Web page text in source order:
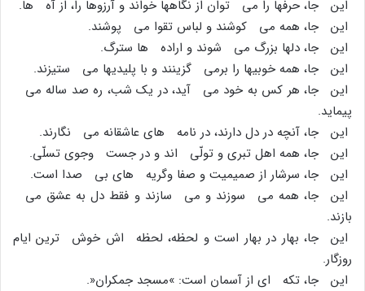
این جا، حرفها را مى توان از نگاهها خواند و آرزوها را، از آه ها.
این جا، همه مى کوشند و لباس تقوا مى پوشند.
این جا، دلها بزرگ مى شوند و اراده ها سترگ.
این جا، همه خوبیها را برمى گزینند و با پلیدیها مى ستیزند.
این جا، هر کس به خود مى آید، در یک شب، ره صد ساله مى
پیماید.
این جا، آنچه در دل دارند، در نامه هاى عاشقانه مى نگارند.
این جا، همه اهل تبرى و تولّى اند و در جست وجوى تسلّى.
این جا، سرشار از صمیمیت و صفا وگریه هاى بى صدا است.
این جا، همه مى سوزند و مى سازند و فقط دل به عشق مى
بازند.
این جا، بهار در بهار است و لحظه، لحظه اش خوش ترین ایام
روزگار.
این جا، تکه اى از آسمان است: »مسجد جمکران«.